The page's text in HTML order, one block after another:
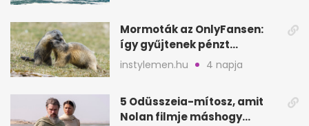
Mormoták az OnlyFansen:
így gyűjtenek pénzt
amerikai kutatók
instylemen.hu 4 napja
5 Odüsszeia-mítosz, amit
Nolan filmje máshogy